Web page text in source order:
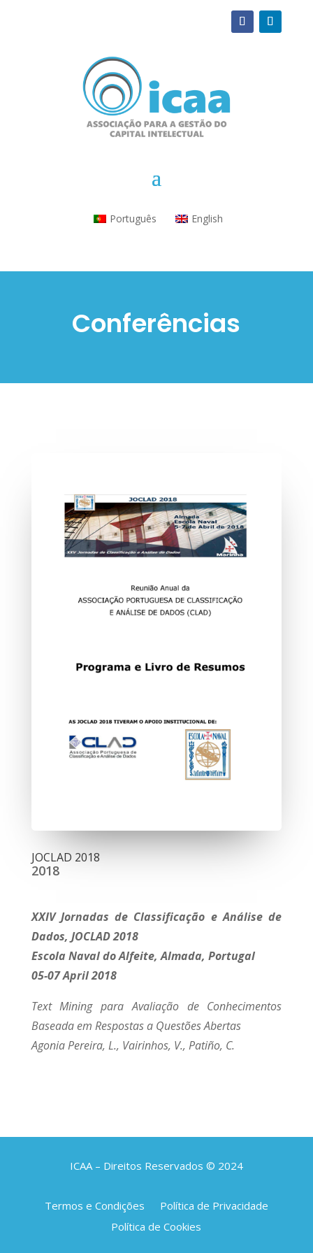
Português English
Conferências
JOCLAD 2018
2018
XXIV Jornadas de Classificação e Análise de
Dados, JOCLAD 2018
Escola Naval do Alfeite, Almada, Portugal
05-07 April 2018
Text Mining para Avaliação de Conhecimentos
Baseada em Respostas a Questões Abertas
Agonia Pereira, L., Vairinhos, V., Patiño, C.
ICAA – Direitos Reservados © 2024
Termos e Condições
Política de Privacidade
Política de Cookies